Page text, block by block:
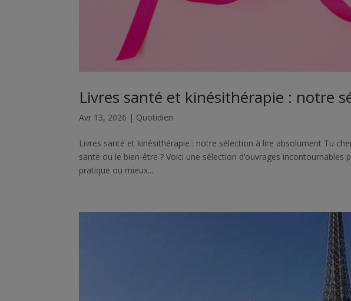
Livres santé et kinésithérapie : notre
Avr 13, 2026 | Quotidien
Livres santé et kinésithérapie : notre sélection à lire absolument Tu
santé ou le bien-être ? Voici une sélection d’ouvrages
pratique ou mieux...